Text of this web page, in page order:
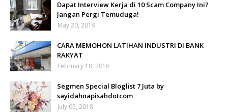
Dapat Interview Kerja di 10 Scam Company Ini?
Jangan Pergi Temuduga!
May 20, 2019
CARA MEMOHON LATIHAN INDUSTRI DI BANK
RAKYAT
February 18, 2016
Segmen Special Bloglist 7 Juta by
sayidahnapisahdotcom
July 05, 2018